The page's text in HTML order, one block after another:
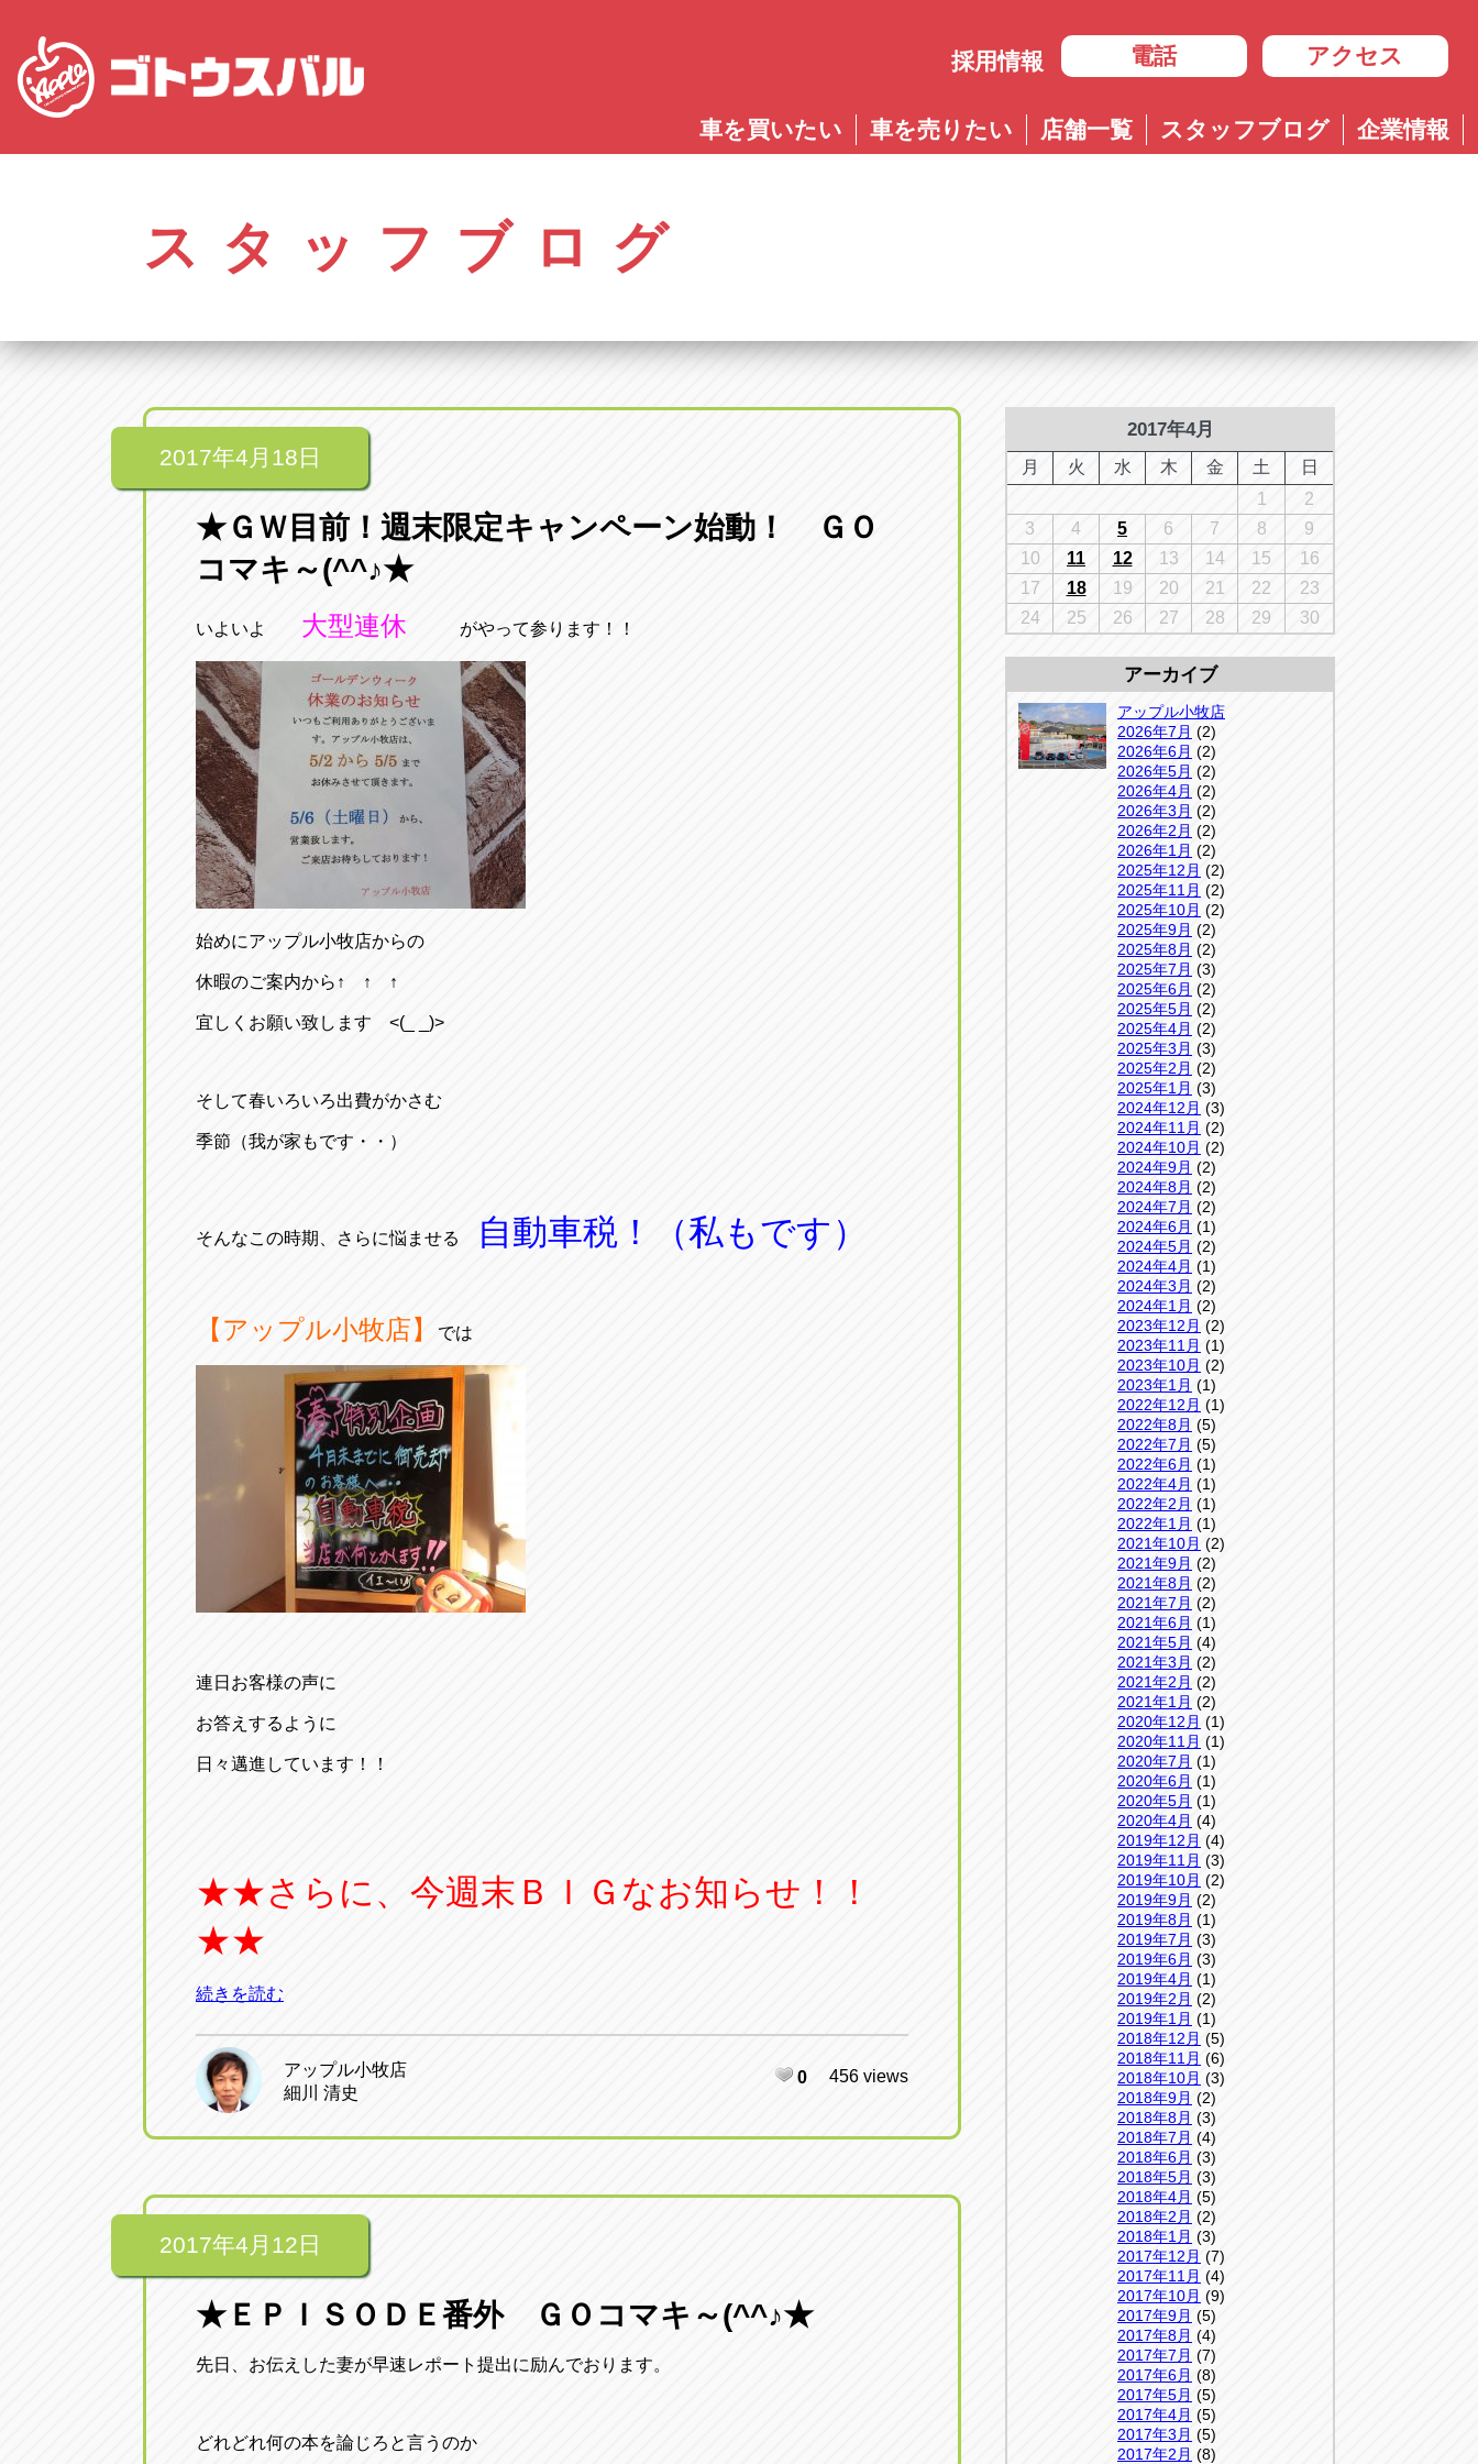
採用情報 電話
愛知
アップル春日井中央店
0568-56-0001
アップル瀬戸店
岐阜
058-379-0525
アップル大垣IC南店
0584-87-0200
三重 千葉
アップルかしわ沼南店
04-7190-1500
アクセス
アップル春日井中央店
愛知県春日井市柏井町4-43-1
アップル一宮22号店
アップル春日井店
アップル碧南店
愛知県碧南市立山町4-32-1
アップル小牧店
アップル尾張旭店
愛知県尾張旭市印場元町5-2-8
オートフレンド
岐阜
アップル恵那店
アップル各務原店
岐阜県各務原市各務おがせ町9-206-1
トラック市四日市店
三重県四日市市午起3丁目1番3号
アップル世田谷店
アップルかしわ沼南店
車を買いたい 車を売りたい 店舗一覧 スタッフブログ 企業情報
スタッフブログ
2017年4月18日
★ＧＷ目前！週末限定キャンペーン始動！ ＧＯ
コマキ～(^^♪★
いよいよ 大型連休 がやって参ります！！
始めにアップル小牧店からの
休暇のご案内から↑ ↑ ↑
宜しくお願い致します <(_ _)>
そして春いろいろ出費がかさむ
季節（我が家もです・・）
そんなこの時期、さらに悩ませる 自動車税！（私もです）
【アップル小牧店】 では
連日お客様の声に
お答えするように
日々邁進しています！！
★★さらに、今週末ＢＩＧなお知らせ！！
★★
続きを読む
アップル小牧店
細川 清史
0 456 views
2017年4月12日
★ＥＰＩＳＯＤＥ番外 ＧＯコマキ～(^^♪★
先日、お伝えした妻が早速レポート提出に励んでおります。
どれどれ何の本を論じろと言うのか
2017年4月
月 火 水 木 金 土
日
1
2
3
4 5 6 7 8
9
10
11 12 13 14 15
16
17
18 19 20 21 22
23
24
25 26 27 28 29 30
アーカイブ
アップル小牧店
2026年7月 (2)
2026年6月 (2)
2026年5月 (2)
2026年4月 (2)
2026年3月 (2)
2026年2月 (2)
2026年1月 (2)
2025年12月 (2)
2025年11月 (2)
2025年10月 (2)
2025年9月 (2)
2025年8月 (2)
2025年7月 (3)
2025年6月 (2)
2025年5月 (2)
2025年4月 (2)
2025年3月 (3)
2025年2月 (2)
2025年1月 (3)
2024年12月 (3)
2024年11月 (2)
2024年10月 (2)
2024年9月 (2)
2024年8月 (2)
2024年7月 (2)
2024年6月 (1)
2024年5月 (2)
2024年4月 (1)
2024年3月 (2)
2024年1月 (2)
2023年12月 (2)
2023年11月 (1)
2023年10月 (2)
2023年1月 (1)
2022年12月 (1)
2022年8月 (5)
2022年7月 (5)
2022年6月 (1)
2022年4月 (1)
2022年2月 (1)
2022年1月 (1)
2021年10月 (2)
2021年9月 (2)
2021年8月 (2)
2021年7月 (2)
2021年6月 (1)
2021年5月 (4)
2021年3月 (2)
2021年2月 (2)
2021年1月 (2)
2020年12月 (1)
2020年11月 (1)
2020年7月 (1)
2020年6月 (1)
2020年5月 (1)
2020年4月 (4)
2019年12月 (4)
2019年11月 (3)
2019年10月 (2)
2019年9月 (2)
2019年8月 (1)
2019年7月 (3)
2019年6月 (3)
2019年4月 (1)
2019年2月 (2)
2019年1月 (1)
2018年12月 (5)
2018年11月 (6)
2018年10月 (3)
2018年9月 (2)
2018年8月 (3)
2018年7月 (4)
2018年6月 (3)
2018年5月 (3)
2018年4月 (5)
2018年2月 (2)
2018年1月 (3)
2017年12月 (7)
2017年11月 (4)
2017年10月 (9)
2017年9月 (5)
2017年8月 (4)
2017年7月 (7)
2017年6月 (8)
2017年5月 (5)
2017年4月 (5)
2017年3月 (5)
2017年2月 (8)